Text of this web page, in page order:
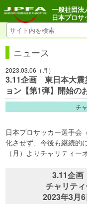
一般社団法
日本プロサ
ニュース
2023.03.06（月）
3.11企画 東日本大震
ョン【第1弾】開始の
チ
日本プロサッカー選手会
化させず、今後も継続的
（月）よりチャリティー
3.11企
チャリティ
2023年3月6